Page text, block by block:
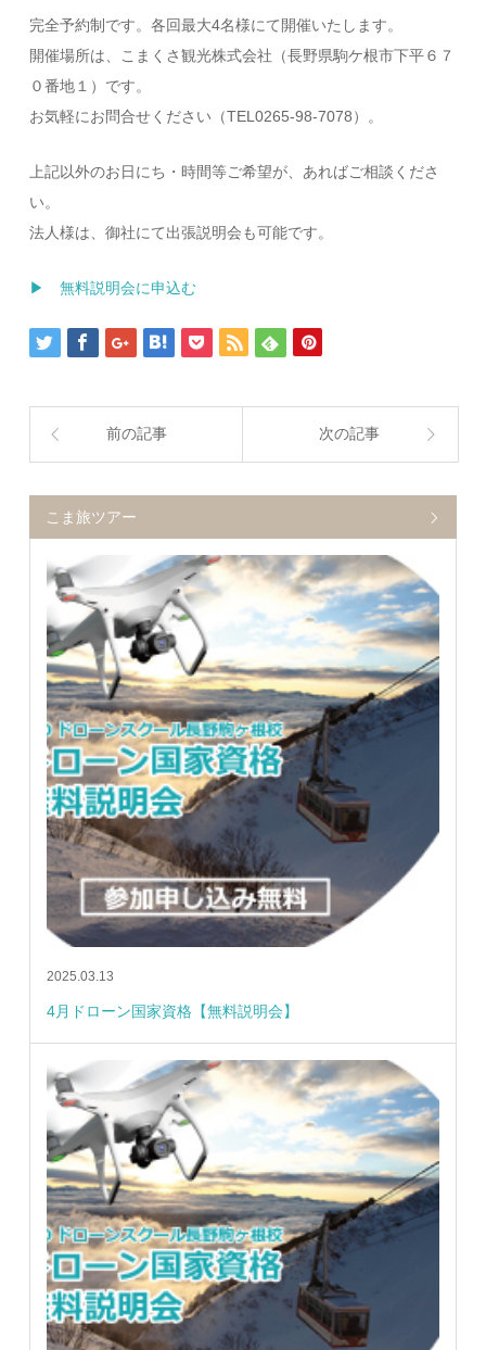
完全予約制です。各回最大4名様にて開催いたします。
開催場所は、こまくさ観光株式会社（長野県駒ケ根市下平６７
０番地１）です。
お気軽にお問合せください（TEL0265-98-7078）。
上記以外のお日にち・時間等ご希望が、あればご相談くださ
い。
法人様は、御社にて出張説明会も可能です。
▶ 無料説明会に申込む
前の記事 次の記事
こま旅ツアー
2025.03.13
4月ドローン国家資格【無料説明会】